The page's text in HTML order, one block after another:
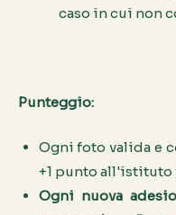
caso in cui non
Punteggio:
Ogni foto valida e
+1 punto
Ogni nuova